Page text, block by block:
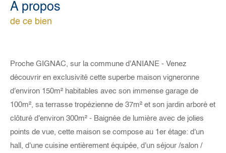
a propos
de ce bien
Proche GIGNAC, sur la commune d'ANIANE - Venez
découvrir en exclusivité cette superbe maison vigneronne
d'environ 150m² habitables avec son immense garage de
100m², sa terrasse tropézienne de 37m² et son jardin arboré et
clôturé d'environ 300m² - Baignée de lumière avec de jolies
points de vue, cette maison se compose au 1er étage: d'un
hall, d'une cuisine entièrement équipée, d'un séjour /salon /